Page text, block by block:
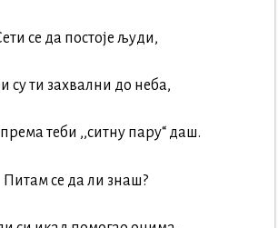
се да постоје људи,
су ти захвални до неба,
теби ,,ситну пару“ даш.
Питам се да ли знаш?